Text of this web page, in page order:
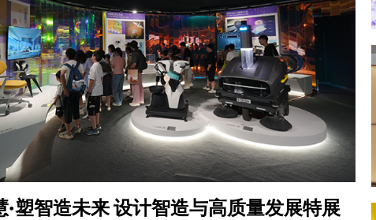
·塑智造未来设计智造与高质量发展特展